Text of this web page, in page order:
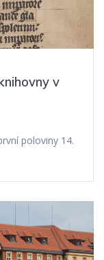
v
poloviny 14.